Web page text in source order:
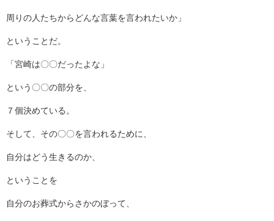
周りの人たちからどんな言葉を言われたいか」
ということだ。
「宮崎は〇〇だったよな」
という〇〇の部分を、
７個決めている。
そして、その〇〇を言われるために、
自分はどう生きるのか、
ということを
自分のお葬式からさかのぼって、